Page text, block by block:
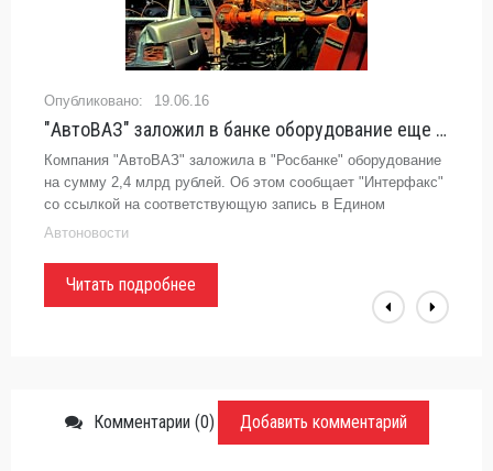
19.06.16
"АвтоВАЗ" заложил в банке оборудование еще на 2,4 млрд рублей -
Компания "АвтоВАЗ" заложила в "Росбанке" оборудование
на сумму 2,4 млрд рублей. Об этом сообщает "Интерфакс"
со ссылкой на соответствующую запись в Едином
федеральном реестре сведений о фактах
Автоновости
Читать подробнее
Комментарии (0) Добавить комментарий